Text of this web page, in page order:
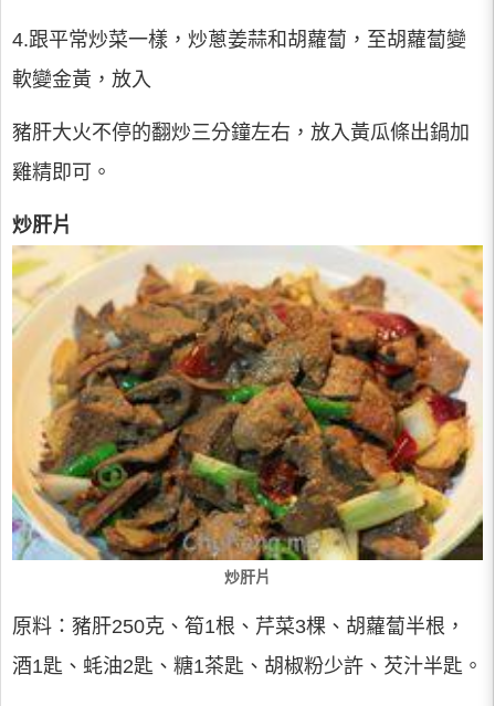
4.跟平常炒菜一樣，炒蔥姜蒜和胡蘿蔔，至胡蘿蔔變
軟變金黃，放入
豬肝大火不停的翻炒三分鐘左右，放入黃瓜條出鍋加
雞精即可。
炒肝片
炒肝片
原料：豬肝250克、筍1根、芹菜3棵、胡蘿蔔半根，
酒1匙、蚝油2匙、糖1茶匙、胡椒粉少許、芡汁半匙。